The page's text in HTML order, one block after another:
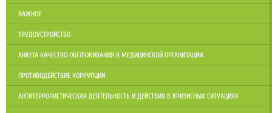
ВАЖНОЕ
ТРУДОУСТРОЙСТВО
АНКЕТА КАЧЕСТВО ОБСЛУЖИВАНИЯ В МЕДИЦИНСКОЙ ОРГАНИЗАЦИИ.
ПРОТИВОДЕЙСТВИЕ КОРРУПЦИИ
АНТИТЕРРОРИСТИЧЕСКАЯ ДЕЯТЕЛЬНОСТЬ И ДЕЙСТВИЯ В КРИЗИСНЫХ СИТУАЦИЯХ